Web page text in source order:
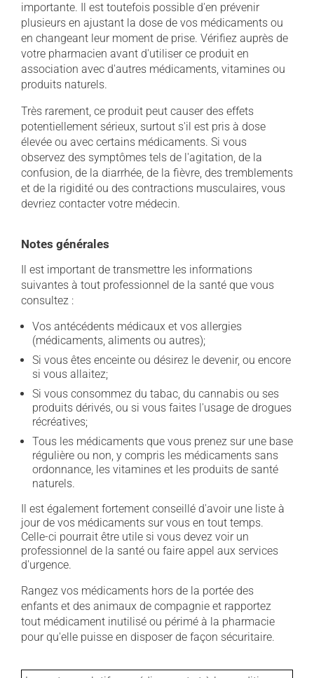
importante. Il est toutefois possible d'en prévenir
plusieurs en ajustant la dose de vos médicaments ou
en changeant leur moment de prise. Vérifiez auprès de
votre pharmacien avant d'utiliser ce produit en
association avec d'autres médicaments, vitamines ou
produits naturels.
Très rarement, ce produit peut causer des effets
potentiellement sérieux, surtout s'il est pris à dose
élevée ou avec certains médicaments. Si vous
observez des symptômes tels de l'agitation, de la
confusion, de la diarrhée, de la fièvre, des tremblements
et de la rigidité ou des contractions musculaires, vous
devriez contacter votre médecin.
Notes générales
Il est important de transmettre les informations
suivantes à tout professionnel de la santé que vous
consultez :
Vos antécédents médicaux et vos allergies
(médicaments, aliments ou autres);
Si vous êtes enceinte ou désirez le devenir, ou encore
si vous allaitez;
Si vous consommez du tabac, du cannabis ou ses
produits dérivés, ou si vous faites l'usage de drogues
récréatives;
Tous les médicaments que vous prenez sur une base
régulière ou non, y compris les médicaments sans
ordonnance, les vitamines et les produits de santé
naturels.
Il est également fortement conseillé d'avoir une liste à
jour de vos médicaments sur vous en tout temps.
Celle-ci pourrait être utile si vous devez voir un
professionnel de la santé ou faire appel aux services
d'urgence.
Rangez vos médicaments hors de la portée des
enfants et des animaux de compagnie et rapportez
tout médicament inutilisé ou périmé à la pharmacie
pour qu'elle puisse en disposer de façon sécuritaire.